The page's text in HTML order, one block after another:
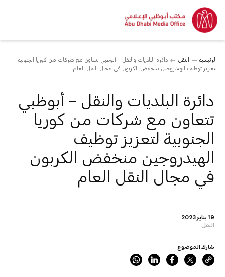
الرئيسية النقل
دائرة البلديات والنقل – أبوظبي تتعاون مع شركات من كوريا الجنوبية
لتعزيز توظيف الهيدروجين منخفض الكربون في مجال النقل العام
19 يناير 2023
النقل
دائرة البلديات والنقل – أبوظبي
تتعاون مع شركات من كوريا
الجنوبية لتعزيز توظيف
الهيدروجين منخفض الكربون
في مجال النقل العام
شارك الموضوع